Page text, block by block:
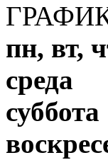
пн, вт,
среда
суббота